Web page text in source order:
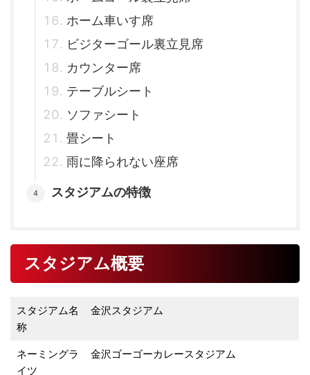
ホーム車いす席
ビジターゴール裏立見席
カウンター席
テーブルシート
ソファシート
畳シート
雨に降られない座席
スタジアムの特徴
スタジアム概要
スタジアム名
称
金沢スタジアム
ネーミングラ
イツ
金沢ゴーゴーカレースタジアム